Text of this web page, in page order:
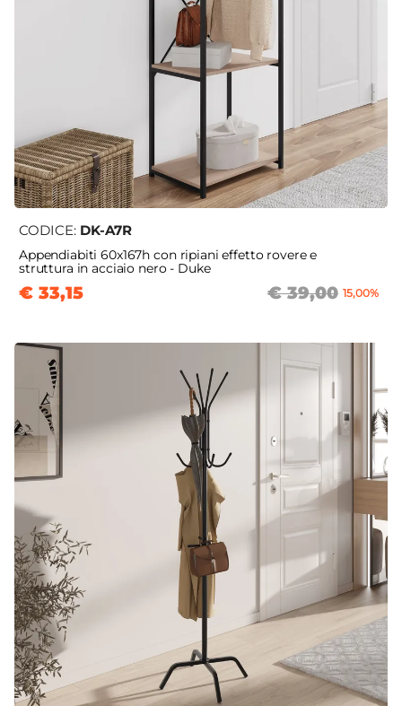
CODICE: DK-A7R
Appendiabiti 60x167h con ripiani effetto rovere e
struttura in acciaio nero - Duke
€ 33,15 € 39,00 15,00%